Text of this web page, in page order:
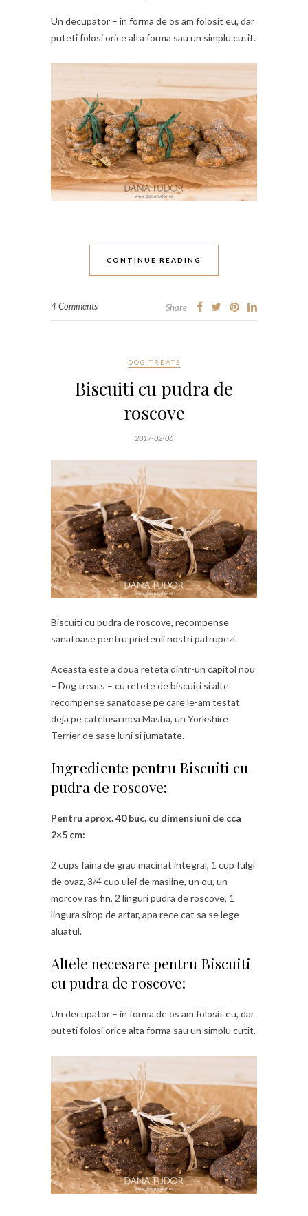
Un decupator – in forma de os am folosit eu, dar
puteti folosi orice alta forma sau un simplu cutit.
CONTINUE READING
4 Comments Share
DOG TREATS
Biscuiti cu pudra de
roscove
2017-02-06
Biscuiti cu pudra de roscove, recompense
sanatoase pentru prietenii nostri patrupezi.
Aceasta este a doua reteta dintr-un capitol nou
– Dog treats – cu retete de biscuiti si alte
recompense sanatoase pe care le-am testat
deja pe catelusa mea Masha, un Yorkshire
Terrier de sase luni si jumatate.
Ingrediente pentru Biscuiti cu
pudra de roscove:
Pentru aprox. 40 buc. cu dimensiuni de cca
2×5 cm:
2 cups faina de grau macinat integral, 1 cup fulgi
de ovaz, 3/4 cup ulei de masline, un ou, un
morcov ras fin, 2 linguri pudra de roscove, 1
lingura sirop de artar, apa rece cat sa se lege
aluatul.
Altele necesare pentru Biscuiti
cu pudra de roscove:
Un decupator – in forma de os am folosit eu, dar
puteti folosi orice alta forma sau un simplu cutit.